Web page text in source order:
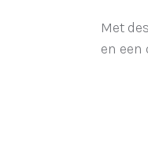
Met
en een